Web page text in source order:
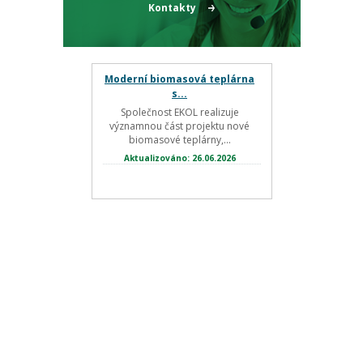
Kontakty
Moderní biomasová teplárna
s...
Společnost EKOL realizuje
významnou část projektu nové
biomasové teplárny,...
Aktualizováno: 26.06.2026